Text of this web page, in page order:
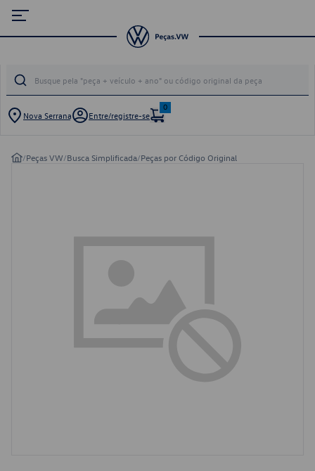
Nova Serrana Entre/registre-se
0
/Peças VW/Busca Simplificada/Peças por Código Original